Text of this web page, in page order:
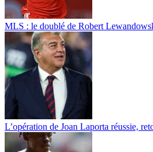
MLS : le doublé de Robert
L’opération de Joan Laporta réussie,